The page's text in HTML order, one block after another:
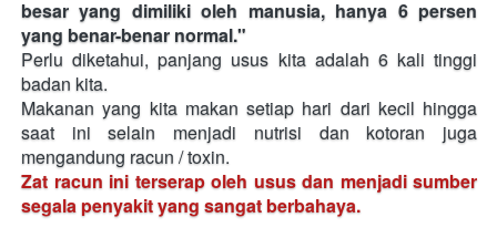
besar yang dimiliki oleh manusia, hanya 6 persen
yang benar-benar normal."
Perlu diketahui, panjang usus kita adalah 6 kali tinggi
badan kita.
Makanan yang kita makan setiap hari dari kecil hingga
saat ini selain menjadi nutrisi dan kotoran juga
mengandung racun / toxin.
Zat racun ini terserap oleh usus dan menjadi sumber
segala penyakit yang sangat berbahaya.